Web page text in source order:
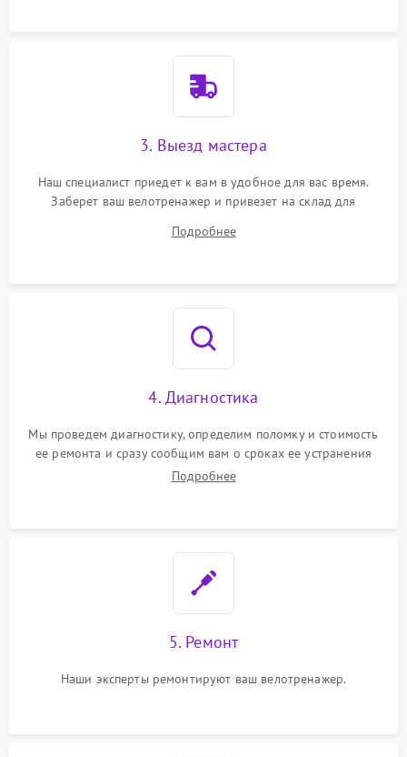
3. Выезд мастера
Наш специалист приедет к вам в удобное для вас время.
Заберет ваш велотренажер и привезет на склад для
Подробнее
4. Диагностика
Мы проведем диагностику, определим поломку и стоимость
ее ремонта и сразу сообщим вам о сроках ее устранения
Подробнее
5. Ремонт
Наши эксперты ремонтируют ваш велотренажер.